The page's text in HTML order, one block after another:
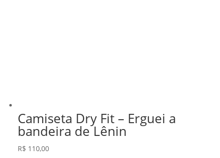
Camiseta Dry Fit – Erguei a
bandeira de Lênin
R$ 110,00